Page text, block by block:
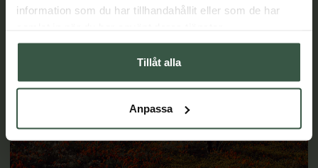
information som du har tillhandahållit eller som de har
Tillåt alla
Anpassa